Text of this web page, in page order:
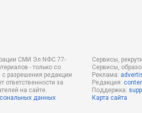
СМИ Эл NФС 77-
- только со
, с разрешения редакции
ответственности за
на сайте.
данных
Сервисы,
Сервисы,
Реклама:
Редакция:
Поддержка:
Карта сайта